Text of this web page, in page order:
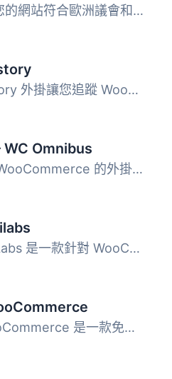
這款外掛可使您的網站符合歐洲議會和理事會指令（歐盟）2019/...
WC Price History 外掛讓您追蹤 WooCommerce 產品的歷史價格...
Omnibus
這是一個針對 WooCommerce 的外掛程式，正確實施歐盟指令 Omn...
Omnibus by iLabs 是一款針對 WooCommerce 所開發的外掛程式...
Polski for WooCommerce 是一款免費的 WooCommerce 外掛，專...